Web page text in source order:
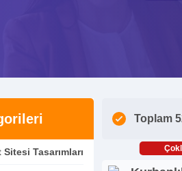
Tasarımları
Toplam